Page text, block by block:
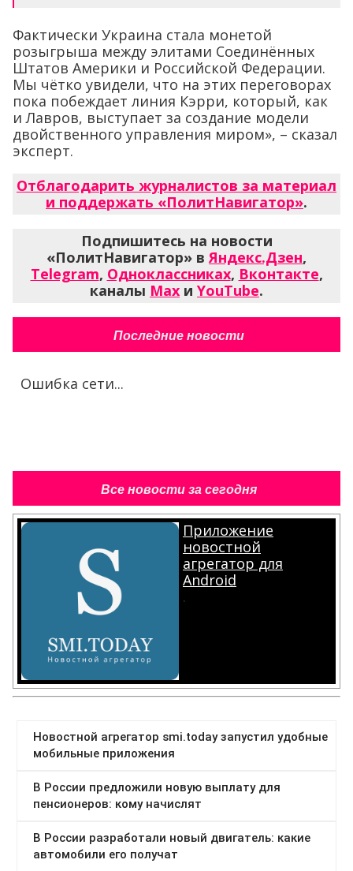
Фактически Украина стала монетой
розыгрыша между элитами Соединённых
Штатов Америки и Российской Федерации.
Мы чётко увидели, что на этих переговорах
пока побеждает линия Кэрри, который, как
и Лавров, выступает за создание модели
двойственного управления миром», – сказал
эксперт.
Отблагодарить журналистов за материал
и поддержать «ПолитНавигатор».
Подпишитесь на новости
«ПолитНавигатор» вЯндекс.Дзен,
Telegram, Одноклассниках, Вконтакте,
каналы Max и YouTube.
Последние новости
Ошибка сети...
Все новости за сегодня
Приложение
новостной
агрегатор для
Android
.